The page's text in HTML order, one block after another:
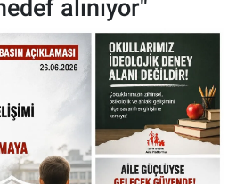
alınıyor"